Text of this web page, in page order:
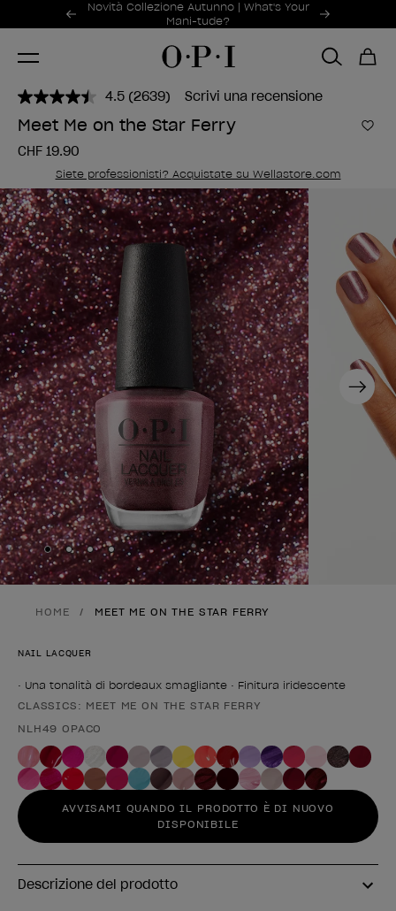
Offerte promozionali
Novità Collezione Autunno | What's Your
Mani-tude?
Item 1 of 2
4.5 Leggi
2639
recensioni.
alla
pagina.
(2639) Scrivi una recensione
Meet Me on the Star Ferry
CHF 19.90
Siete professionisti? Acquistate su Wellastore.com
Next
Skip to slide1
Skip to slide 2
Skip to slide 3
Skip to slide4
HOME MEET ME ON THE STAR FERRY
NAIL LACQUER
• Una tonalità di bordeaux smagliante • Finitura iridescente
Forma del prodotto
CLASSICS: MEET ME ON THE STAR FERRY
NLH49 OPACO
AVVISAMI QUANDO IL PRODOTTO È DI NUOVO
DISPONIBILE
Descrizione del prodotto